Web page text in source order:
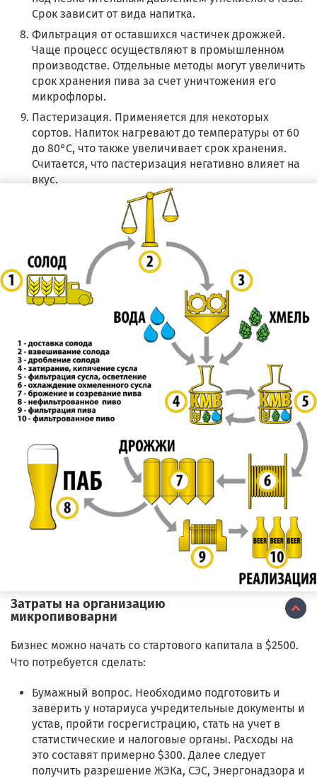
Срок зависит от вида напитка.
Фильтрация от оставшихся частичек дрожжей.
Чаще процесс осуществляют в промышленном
производстве. Отдельные методы могут увеличить
срок хранения пива за счет уничтожения его
микрофлоры.
Пастеризация. Применяется для некоторых
сортов. Напиток нагревают до температуры от 60
до 80°С, что также увеличивает срок хранения.
Считается, что пастеризация негативно влияет на
вкус.
Затраты на организацию
микропивоварни
Бизнес можно начать со стартового капитала в $2500.
Что потребуется сделать:
Бумажный вопрос. Необходимо подготовить и
заверить у нотариуса учредительные документы и
устав, пройти госрегистрацию, стать на учет в
статистические и налоговые органы. Расходы на
это составят примерно $300. Далее следует
получить разрешение ЖЭКа, СЭС, Энергонадзора и